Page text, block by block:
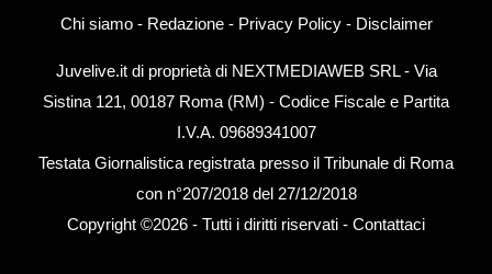
Chi siamo- Redazione- Privacy Policy- Disclaimer
Juvelive.it di proprietà di NEXTMEDIAWEB SRL - Via
Sistina 121, 00187 Roma (RM) - Codice Fiscale e Partita
I.V.A. 09689341007
Testata Giornalistica registrata presso il Tribunale di Roma
con n°207/2018 del 27/12/2018
Copyright ©2026 - Tutti i diritti riservati - Contattaci